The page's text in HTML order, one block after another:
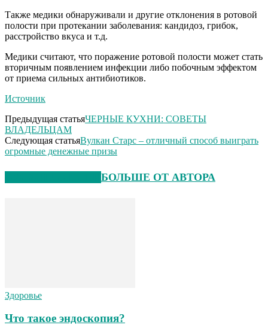
Также медики обнаруживали и другие отклонения в ротовой
полости при протекании заболевания: кандидоз, грибок,
расстройство вкуса и т.д.
Медики считают, что поражение ротовой полости может стать
вторичным появлением инфекции либо побочным эффектом
от приема сильных антибиотиков.
Источник
Предыдущая статьяЧЕРНЫЕ КУХНИ: СОВЕТЫ
ВЛАДЕЛЬЦАМ
Следующая статьяВулкан Старс – отличный способ выиграть
огромные денежные призы
БОЛЬШЕ ОТ АВТОРА
Здоровье
Что такое эндоскопия?